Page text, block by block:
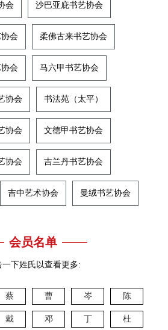
会 沙巴亚庇书艺协会
会 柔佛古来书艺协会
会 马六甲书艺协会
协会 书法苑（太平）
协会 文德甲书艺协会
协会 吉兰丹书艺协会
吉中艺术协会 曼绒书艺协会
会员名单
一下姓氏以查看更多:
蔡 曹 岑 陈
戴 邓 丁 杜